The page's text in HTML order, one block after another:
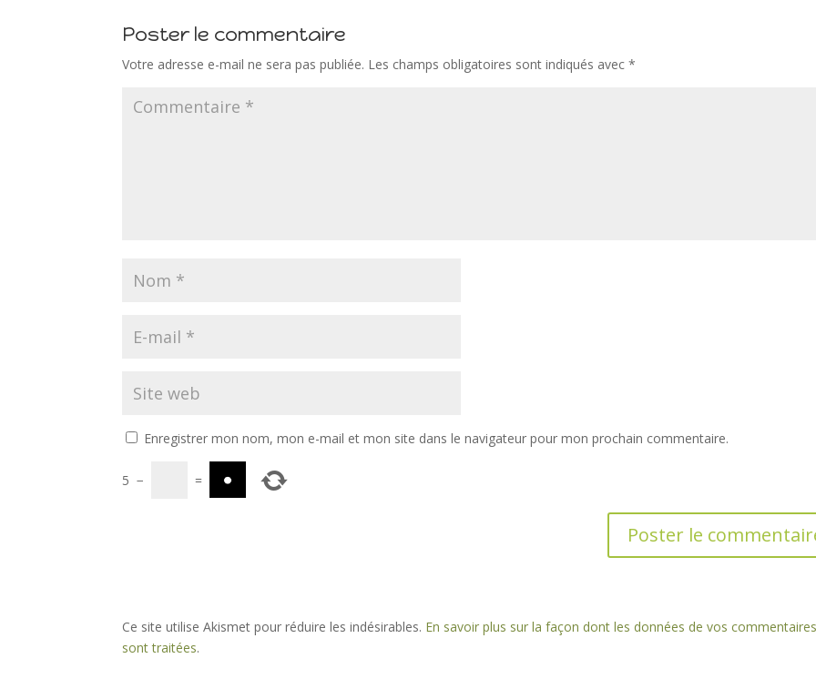
Poster le commentaire
Votre adresse e-mail ne sera pas publiée. Les champs obligatoires sont indiqués avec*
Enregistrer mon nom, mon e-mail et mon site dans le navigateur pour mon prochain commentaire.
5 − =
Ce site utilise Akismet pour réduire les indésirables. En savoir plus sur la façon dont les données de vos
sont traitées.